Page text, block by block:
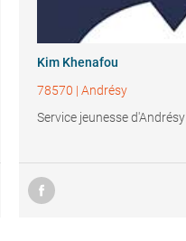
Kim Khenafou
78570 |Andrésy
Service jeunesse d'Andrésy